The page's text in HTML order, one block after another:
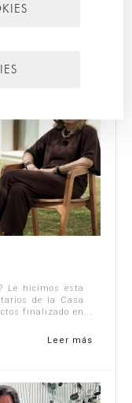
Le hicimos esta
de la Casa
finalizado en
Leer más